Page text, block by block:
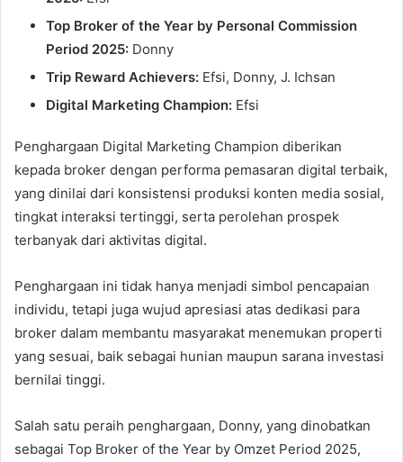
Top Broker of the Year by Personal Commission
Period 2025: Donny
Trip Reward Achievers: Efsi, Donny, J. Ichsan
Digital Marketing Champion: Efsi
Penghargaan Digital Marketing Champion diberikan
kepada broker dengan performa pemasaran digital terbaik,
yang dinilai dari konsistensi produksi konten media sosial,
tingkat interaksi tertinggi, serta perolehan prospek
terbanyak dari aktivitas digital.
Penghargaan ini tidak hanya menjadi simbol pencapaian
individu, tetapi juga wujud apresiasi atas dedikasi para
broker dalam membantu masyarakat menemukan properti
yang sesuai, baik sebagai hunian maupun sarana investasi
bernilai tinggi.
Salah satu peraih penghargaan, Donny, yang dinobatkan
sebagai Top Broker of the Year by Omzet Period 2025,